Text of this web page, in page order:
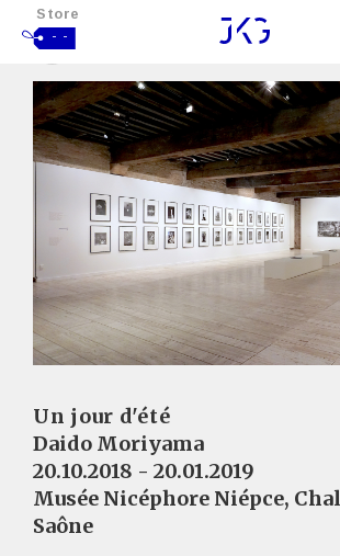
Store
- -
Un jour d'été
Daido Moriyama
20.10.2018 - 20.01.2019
Musée Nicéphore Niépce,
Saône